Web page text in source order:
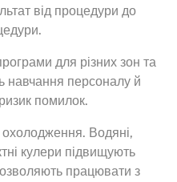
від процедури до
для різних зон та
навчання персоналу й
помилок.
Водяні,
кулери підвищують
працювати з